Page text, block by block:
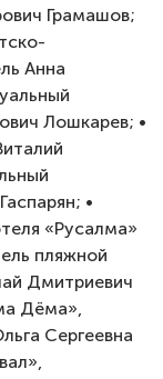
Грамашов;
Анна
Лошкарев; •
•
«Русалма»
пляжной
Дмитриевич
Дёма»,
Сергеевна